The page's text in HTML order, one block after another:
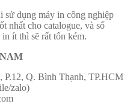
sử dụng máy in công nghiệp
nhất cho catalogue, và số
ít thì sẽ rất tốn kém.
P.12, Q. Bình Thạnh, TP.HCM
zalo)